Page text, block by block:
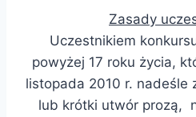
Zasady
Uczestnikiem
powyżej 17 roku życia,
listopada 2010 r. nadeśle
lub krótki utwór prozą,